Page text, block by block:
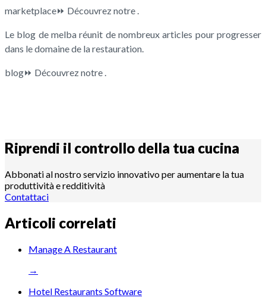
marketplace⏩ Découvrez notre .
Le blog de melba réunit de nombreux articles pour progresser
dans le domaine de la restauration.
blog⏩ Découvrez notre .
Riprendi il controllo della tua cucina
Abbonati al nostro servizio innovativo per aumentare la tua
produttività e redditività
Contattaci
Articoli correlati
Manage A Restaurant
→
Hotel Restaurants Software